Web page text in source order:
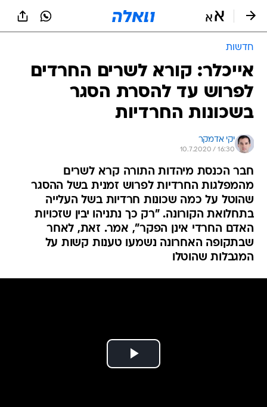
חדשות
אייכלר: קורא לשרים החרדים
לפרוש עד להסרת הסגר
בשכונות החרדיות
יקי אדמקר
10.7.2020 / 16:30
חבר הכנסת מיהדות התורה קרא לשרים
מהמפלגות החרדיות לפרוש זמנית בשל ההסגר
שהוטל על כמה שכונות חרדיות בשל העלייה
בתחלואת הקורונה. "רק כך נתניהו יבין שזכויות
האדם החרדי אינן הפקר", אמר. זאת, לאחר
שבתקופה האחרונה נשמעו טענות קשות על
המגבלות שהוטלו